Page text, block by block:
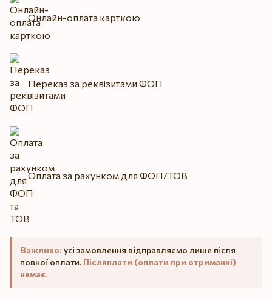
Онлайн-оплата карткою
Переказ за реквізитами ФОП
Оплата за рахунком для ФОП/ТОВ
Важливо: усі замовлення відправляємо лише після
повної оплати. Післяплати (оплати при отриманні)
немає.